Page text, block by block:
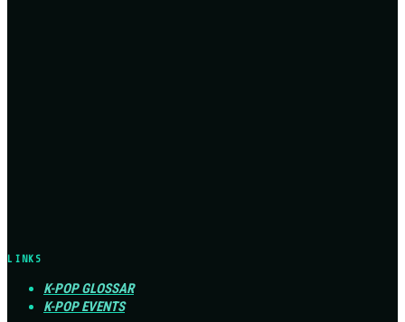
LINKS
K-POP GLOSSAR
K-POP EVENTS